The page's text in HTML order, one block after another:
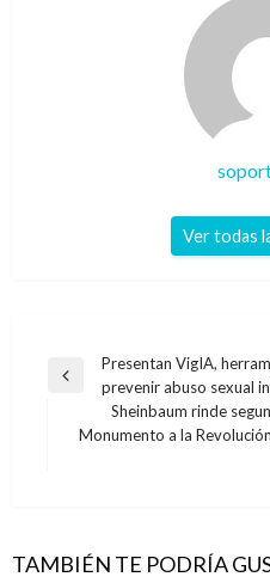
Ver todas
Navegación
entradas
Entrada
Presentan VigIA,
prevenir abuso sexual
Entrada
Sheinbaum rinde
Monumento a la
TAMBIÉN TE PODRÍA